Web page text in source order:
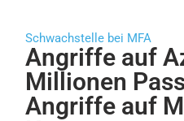
Schwachstelle bei MFA
Angriffe auf
Millionen
Angriffe auf